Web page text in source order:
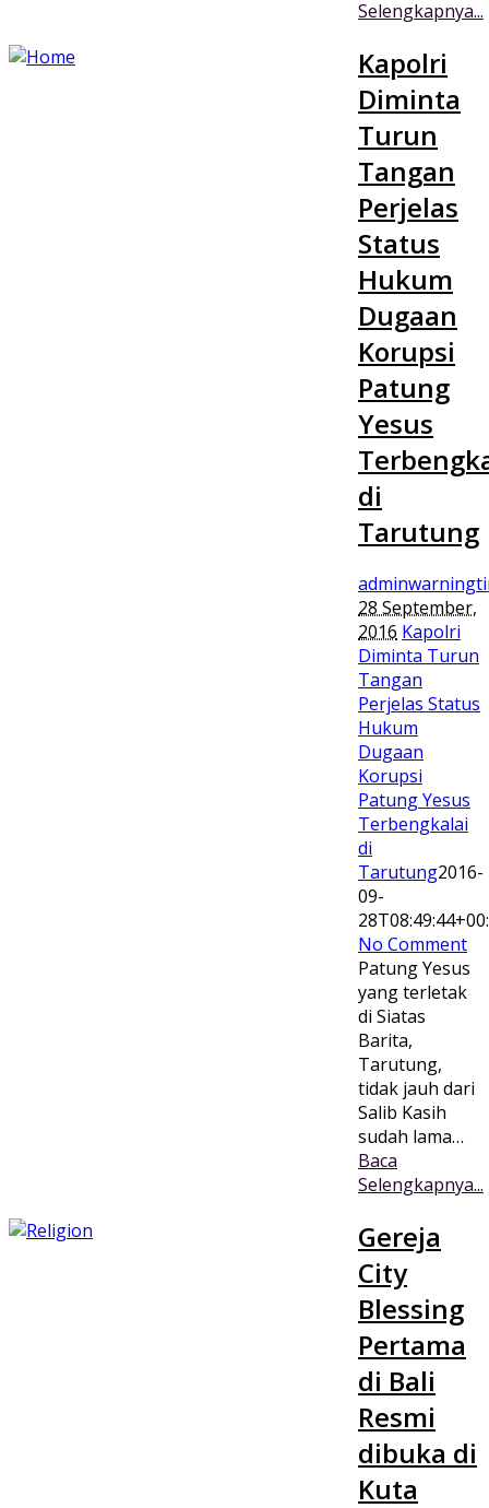
Selengkapnya...
Kapolri
Diminta
Turun
Tangan
Perjelas
Status
Hukum
Dugaan
Korupsi
Patung
Yesus
di
Tarutung
28 September,
2016 Kapolri
Diminta Turun
Tangan
Perjelas Status
Hukum
Dugaan
Korupsi
Patung Yesus
Terbengkalai
di
Tarutung2016-
09-
No Comment
Patung Yesus
yang terletak
di Siatas
Barita,
Tarutung,
tidak jauh dari
Salib Kasih
sudah lama…
Baca
Selengkapnya...
Gereja
City
Blessing
Pertama
di Bali
Resmi
dibuka di
Kuta